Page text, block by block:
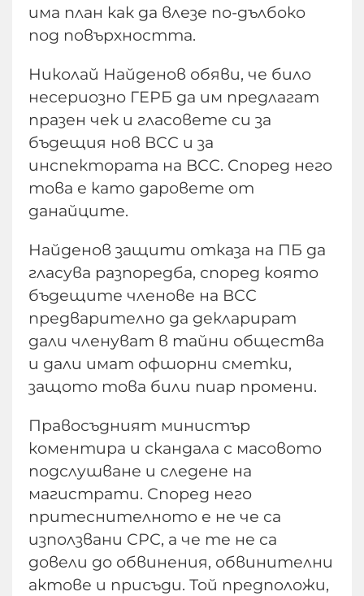
има план как да влезе по-дълбоко
под повърхността.
Николай Найденов обяви, че било
несериозно ГЕРБ да им предлагат
празен чек и гласовете си за
бъдещия нов ВСС и за
инспектората на ВСС. Според него
това е като даровете от
данайците.
Найденов защити отказа на ПБ да
гласува разпоредба, според която
бъдещите членове на ВСС
предварително да декларират
дали членуват в тайни общества
и дали имат офшорни сметки,
защото това били пиар промени.
Правосъдният министър
коментира и скандала с масовото
подслушване и следене на
магистрати. Според него
притеснителното е не че са
използвани СРС, а че те не са
довели до обвинения, обвинителни
актове и присъди. Той предположи,